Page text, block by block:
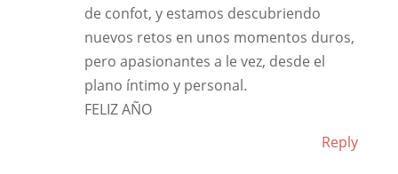
de confot, y estamos descubriendo
nuevos retos en unos momentos duros,
pero apasionantes a le vez, desde el
plano íntimo y personal.
FELIZ AÑO
Reply